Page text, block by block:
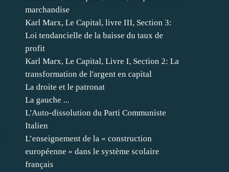
marchandise
Karl Marx, Le Capital, livre III, Section 3:
Loi tendancielle de la baisse du taux de
profit
Karl Marx, Le Capital, Livre I, Section 2: La
transformation de l'argent en capital
La droite et le patronat
La gauche ...
L'Auto-dissolution du Parti Communiste
Italien
L’enseignement de la « construction
européenne » dans le système scolaire
français